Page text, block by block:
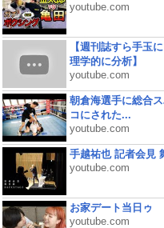
youtube.com
【週刊誌すら手玉
理学的に分析】
youtube.com
朝倉海選手に総合
コにされた...
youtube.com
手越祐也 記者会見
youtube.com
お家デート当日ゥ
youtube.com